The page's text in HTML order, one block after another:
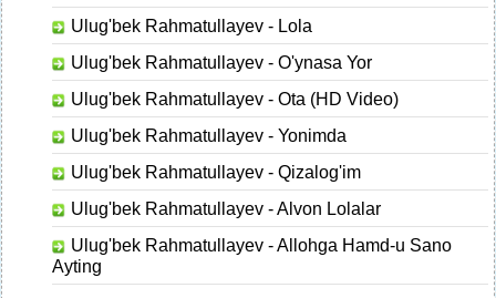
Ulug'bek Rahmatullayev - Lola
Ulug'bek Rahmatullayev - O'ynasa Yor
Ulug'bek Rahmatullayev - Ota (HD Video)
Ulug'bek Rahmatullayev - Yonimda
Ulug'bek Rahmatullayev - Qizalog'im
Ulug'bek Rahmatullayev - Alvon Lolalar
Ulug'bek Rahmatullayev - Allohga Hamd-u Sano
Ayting